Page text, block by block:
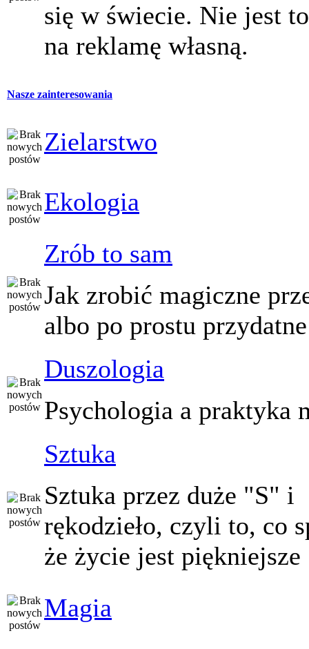
się w świecie. Nie jest
na reklamę własną.
Nasze zainteresowania
Zielarstwo
Ekologia
Zrób to sam
Jak zrobić magiczne
albo po prostu
Duszologia
Psychologia a praktyka
Sztuka
Sztuka przez duże "S" i
rękodzieło, czyli to, co
że życie jest piękniejsze
Magia